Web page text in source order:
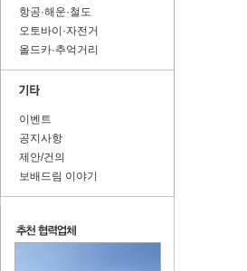
항공·해운·철도
오토바이·자전거
올드카·추억거리
이벤트
공지사항
제안/건의
보배드림 이야기